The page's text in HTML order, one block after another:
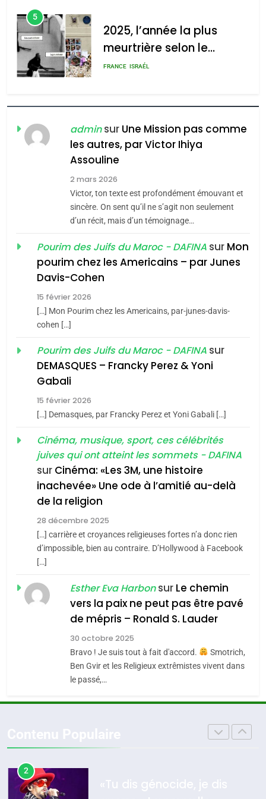
l’antisémitisme
admin 0
meurtrière selon le
rapport d’ADL contre
l’antisémitisme
ISRAÉL
6
POURQUOI JE REVENDIQUE
MA JUDAÏTE par Thérèse
Zrihen-Dvir
CE QUI NOUS MANQUE –
Jacques Hadida
Maroc : Les amandes de
Tafraout, le miel de Tadla
Azilal consacrés produits
DAFINA
guerre»: La nouvelle
chanson de Boy George
ISRAÉL JUDAISME
3
Tout sur la Nostalgie
Accords d’Isaac:
s’étendre à 13 pays
d’Amérique latine
ISRAÉL JUDAISME
2025, l’année la plus
meurtrière selon le
rapport d’ADL contre
l’antisémitisme
FRANCE ISRAÉL
6
POURQUOI JE REVENDIQUE
MA JUDAÏTE par Thérèse
ISRAÉL
7
adminsur Une Mission pas comme
les autres, par Victor Ihiya
Assouline
2 mars 2026
Victor, ton texte est profondément émouvant et
sincère. On sent qu’il ne s’agit non seulement
d’un récit, mais d’un témoignage…
Pourim des Juifs du Maroc - DAFINA sur Mon
pourim chez les Americains – par Junes
Davis-Cohen
15 février 2026
[…] Mon Pourim chez les Americains, par-junes-davis-
cohen […]
Pourim des Juifs du Maroc - DAFINA sur
DEMASQUES – Francky Perez & Yoni
Gabali
15 février 2026
[…] Demasques, par Francky Perez et Yoni Gabali […]
Cinéma, musique, sport, ces célébrités
juives qui ont atteint les sommets - DAFINA
sur Cinéma: «Les 3M, une histoire
inachevée» Une ode à l’amitié au-delà
de la religion
28 décembre 2025
[…] carrière et croyances religieuses fortes n’a donc rien
d’impossible, bien au contraire. D’Hollywood à Facebook
[…]
Esther Eva Harbonsur Le chemin
vers la paix ne peut pas être pavé
de mépris – Ronald S. Lauder
30 octobre 2025
Bravo ! Je suis tout à fait d'accord.
Smotrich,
Ben Gvir et les Religieux extrêmistes vivent dans
le passé,…
meurtrière selon le rapport
l’antisémitisme
FIÈRE, DIGNE ET RÉSILIENTE :
POURQUOI JE REVENDIQUE
MA JUDAÏTE par Thérèse
Zrihen-Dvir
ISRAÉL
CE QUI NOUS MANQUE –
JUDAISME
Maroc : Les amandes de
Tafraout, le miel de Tadla
Azilal consacrés produits
du terroir
DAFINA MAROC
Oeil ravageur – Vanessa De
2